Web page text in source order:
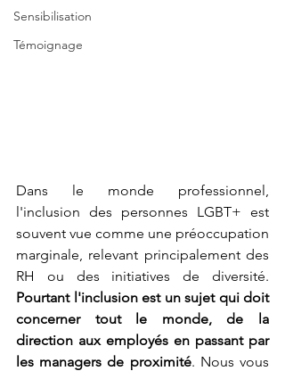
Sensibilisation
Témoignage
Dans le monde professionnel,
l'inclusion des personnes LGBT+ est
souvent vue comme une préoccupation
marginale, relevant principalement des
Pourtant l'inclusion est un sujet qui doit
concerner tout le monde, de la
direction aux employés en passant par
les managers de proximité. Nous vous